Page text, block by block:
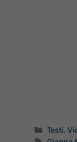
Testi,